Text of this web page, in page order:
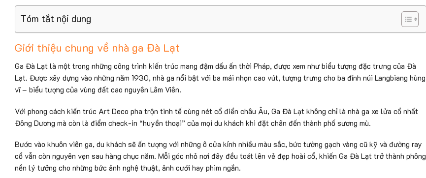
Tóm tắt nội dung
Giới thiệu chung về nhà ga Đà Lạt
Ga Đà Lạt là một trong những công trình kiến trúc mang đậm dấu ấn thời Pháp, được xem như biểu tượng đặc trưng của Đà
Lạt. Được xây dựng vào những năm 1930, nhà ga nổi bật với ba mái nhọn cao vút, tượng trưng cho ba đỉnh núi Langbiang hùng
vĩ – biểu tượng của vùng đất cao nguyên Lâm Viên.
Với phong cách kiến trúc Art Deco pha trộn tinh tế cùng nét cổ điển châu Âu, Ga Đà Lạt không chỉ là nhà ga xe lửa cổ nhất
Đông Dương mà còn là điểm check-in “huyền thoại” của mọi du khách khi đặt chân đến thành phố sương mù.
Bước vào khuôn viên ga, du khách sẽ ấn tượng với những ô cửa kính nhiều màu sắc, bức tường gạch vàng cũ kỹ và đường ray
cổ vẫn còn nguyên vẹn sau hàng chục năm. Mỗi góc nhỏ nơi đây đều toát lên vẻ đẹp hoài cổ, khiến Ga Đà Lạt trở thành phông
nền lý tưởng cho những bức ảnh nghệ thuật, ảnh cưới hay phim ngắn.